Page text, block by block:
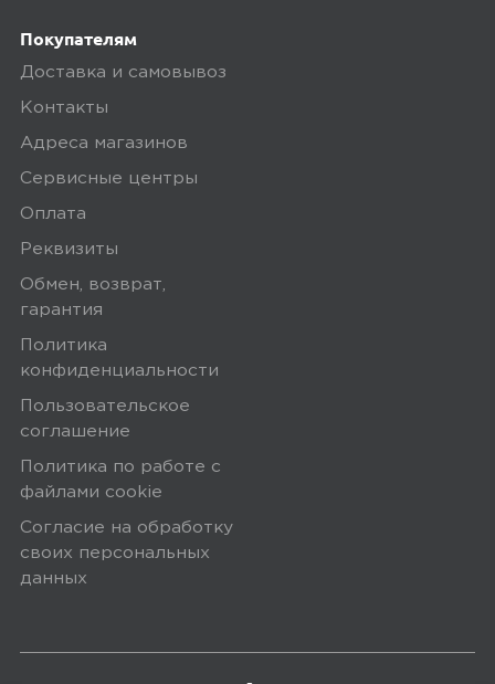
Покупателям
Доставка и самовывоз
Контакты
Адреса магазинов
Сервисные центры
Оплата
Реквизиты
Обмен, возврат,
гарантия
Политика
конфиденциальности
Пользовательское
соглашение
Политика по работе с
файлами сookie
Согласие на обработку
своих персональных
данных